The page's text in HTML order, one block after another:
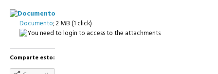
Documento; 2 MB (1 click)
Comparte esto: